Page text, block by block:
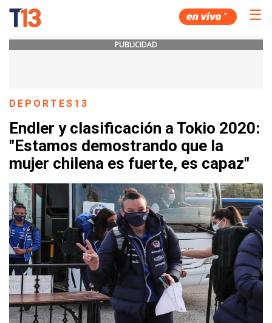
☰
PUBLICIDAD
DEPORTES13
Endler y clasificación a Tokio 2020:
"Estamos demostrando que la
mujer chilena es fuerte, es capaz"